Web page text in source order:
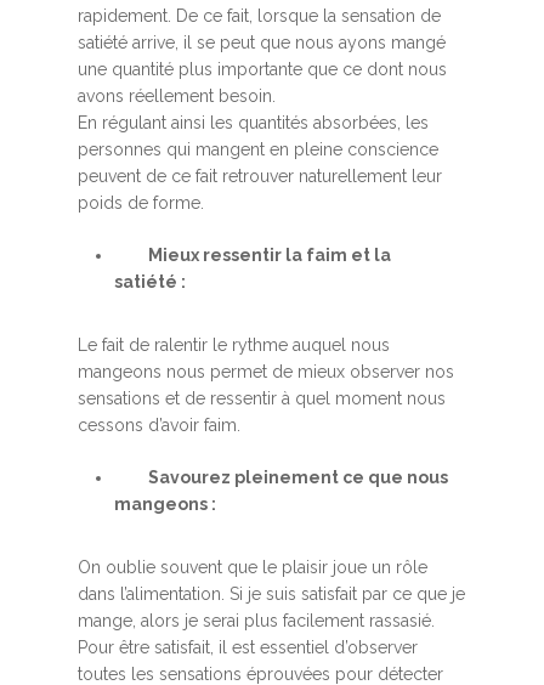
rapidement. De ce fait, lorsque la sensation de
satiété arrive, il se peut que nous ayons mangé
une quantité plus importante que ce dont nous
avons réellement besoin.
En régulant ainsi les quantités absorbées, les
personnes qui mangent en pleine conscience
peuvent de ce fait retrouver naturellement leur
poids de forme.
Mieux ressentir la faim et la
satiété :
Le fait de ralentir le rythme auquel nous
mangeons nous permet de mieux observer nos
sensations et de ressentir à quel moment nous
cessons d’avoir faim.
Savourez pleinement ce que nous
mangeons :
On oublie souvent que le plaisir joue un rôle
dans l’alimentation. Si je suis satisfait par ce que je
mange, alors je serai plus facilement rassasié.
Pour être satisfait, il est essentiel d’observer
toutes les sensations éprouvées pour détecter